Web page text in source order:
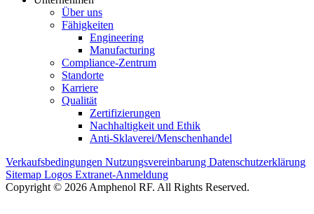
Über uns
Fähigkeiten
Engineering
Manufacturing
Compliance-Zentrum
Standorte
Karriere
Qualität
Zertifizierungen
Nachhaltigkeit und Ethik
Anti-Sklaverei/Menschenhandel
Verkaufsbedingungen Nutzungsvereinbarung Datenschutzerklärung
Sitemap Logos Extranet-Anmeldung
Copyright © 2026 Amphenol RF. All Rights Reserved.